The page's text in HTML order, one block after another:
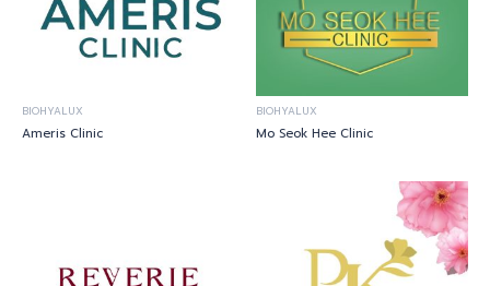
BIOHYALUX
Ameris Clinic
BIOHYALUX
Mo Seok Hee Clinic